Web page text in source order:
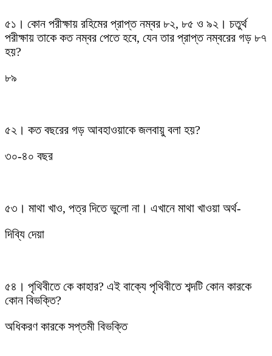
৫১। কোন পরীক্ষায় রহিমের প্রাপ্ত নম্বর ৮২, ৮৫ ও ৯২। চতুর্থ
পরীক্ষায় তাকে কত নম্বর পেতে হবে, যেন তার প্রাপ্ত নম্বরের গড় ৮৭
হয়?
৮৯
৫২। কত বছরের গড় আবহাওয়াকে জলবায়ু বলা হয়?
৩০-৪০ বছর
৫৩। মাথা খাও, পত্র দিতে ভুলো না। এখানে মাথা খাওয়া অর্থ-
দিব্যি দেয়া
৫৪। পৃথিবীতে কে কাহার? এই বাক্যে পৃথিবীতে শব্দটি কোন কারকে
কোন বিভক্তি?
অধিকরণ কারকে সপ্তমী বিভক্তি